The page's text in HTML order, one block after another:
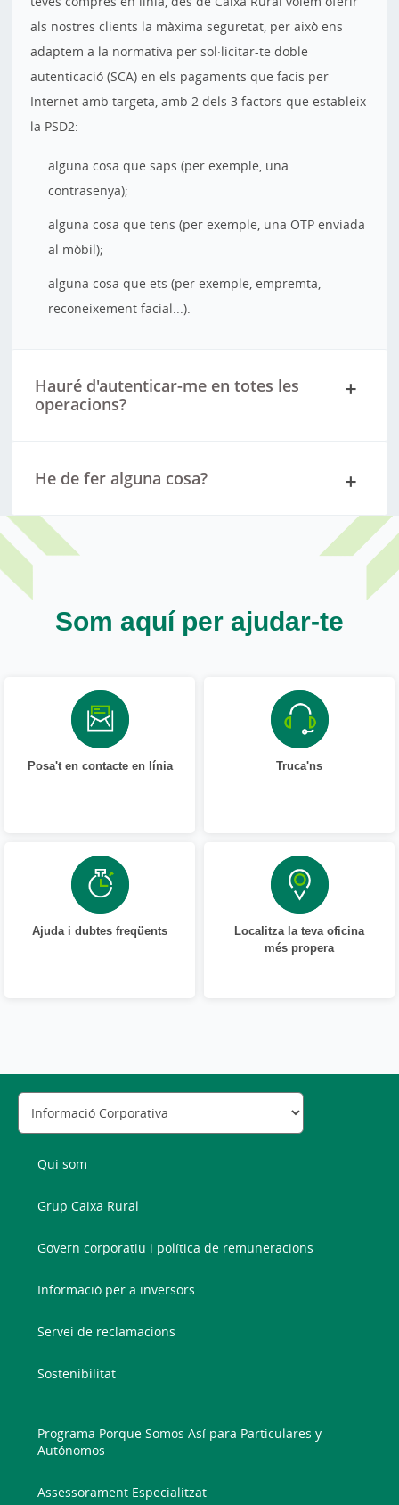
als nostres clients la màxima seguretat, per això ens
adaptem a la normativa per sol·licitar-te doble
autenticació (SCA) en els pagaments que facis per
Internet amb targeta, amb 2 dels 3 factors que estableix
la PSD2:
alguna cosa que saps (per exemple, una
contrasenya);
alguna cosa que tens (per exemple, una OTP enviada
al mòbil);
alguna cosa que ets (per exemple, empremta,
reconeixement facial...).
Hauré d'autenticar-me en totes les
operacions?
He de fer alguna cosa?
Som aquí per ajudar-te
Posa't en contacte en línia Truca'ns
Ajuda i dubtes freqüents
Localitza la teva oficina
més propera
Qui som
Grup Caixa Rural
Govern corporatiu i política de remuneracions
Informació per a inversors
Servei de reclamacions
Sostenibilitat
Programa Porque Somos Así para Particulares y
Autónomos
Assessorament Especialitzat